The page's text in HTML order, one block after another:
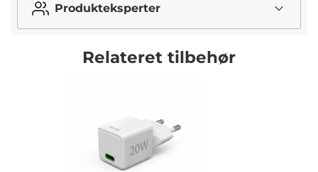
Produkteksperter
Relateret tilbehør